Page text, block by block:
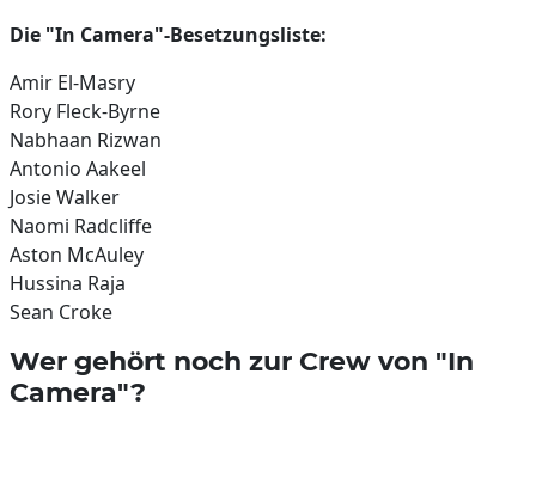
Die "In Camera"-Besetzungsliste:
Amir El-Masry
Rory Fleck-Byrne
Nabhaan Rizwan
Antonio Aakeel
Josie Walker
Naomi Radcliffe
Aston McAuley
Hussina Raja
Sean Croke
Wer gehört noch zur Crew von "In
Camera"?